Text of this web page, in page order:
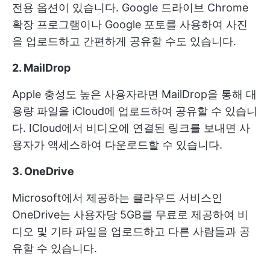
전용 옵션이 있습니다. Google 드라이브 Chrome
확장 프로그램이나 Google 포토를 사용하여 사진
을 업로드하고 간편하게 공유할 수도 있습니다.
2. MailDrop
Apple 충성도 높은 사용자라면 MailDrop을 통해 대
용량 파일을 iCloud에 업로드하여 공유할 수 있습니
다. ICloud에서 비디오에 연결된 링크를 보내면 사
용자가 액세스하여 다운로드할 수 있습니다.
3. OneDrive
Microsoft에서 제공하는 클라우드 서비스인
OneDrive는 사용자당 5GB를 무료로 제공하여 비
디오 및 기타 파일을 업로드하고 다른 사람들과 공
유할 수 있습니다.